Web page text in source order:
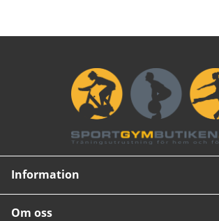
Information
Om oss